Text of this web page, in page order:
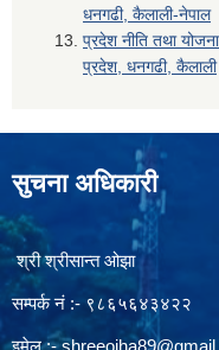
धनगढी, कैलाली-नेपाल
प्रदेश नीति तथा
प्रदेश, धनगढी, कैलाली
सुचना अधिकारी
श्री श्रीसान्त ओझा
सम्पर्क नं :- ९८६५६४३४२२